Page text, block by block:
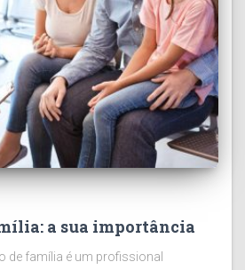
a sua importância
de família é um profissional